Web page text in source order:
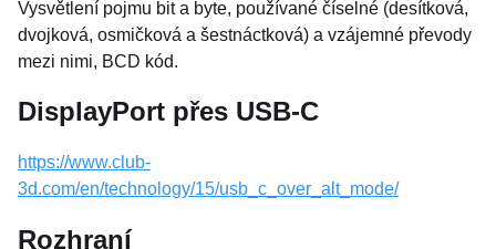
Vysvětlení pojmu bit a byte, používané číselné (desítková,
dvojková, osmičková a šestnáctková) a vzájemné převody
mezi nimi, BCD kód.
DisplayPort přes USB-C
https://www.club-
3d.com/en/technology/15/usb_c_over_alt_mode/
Rozhraní